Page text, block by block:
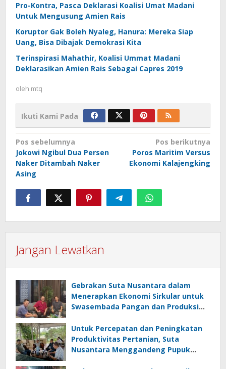
Pro-Kontra, Pasca Deklarasi Koalisi Umat Madani
Untuk Mengusung Amien Rais
Koruptor Gak Boleh Nyaleg, Hanura: Mereka Siap
Uang, Bisa Dibajak Demokrasi Kita
Terinspirasi Mahathir, Koalisi Ummat Madani
Deklarasikan Amien Rais Sebagai Capres 2019
oleh mtq
Ikuti Kami Pada
Navigasi
pos
Pos sebelumnya
Jokowi Ngibul Dua Persen
Naker Ditambah Naker
Asing
Pos berikutnya
Poros Maritim Versus
Ekonomi Kalajengking
Jangan Lewatkan
Gebrakan Suta Nusantara dalam
Menerapkan Ekonomi Sirkular untuk
Swasembada Pangan dan Produksi
Untuk Percepatan dan Peningkatan
Produktivitas Pertanian, Suta
Nusantara Menggandeng Pupuk